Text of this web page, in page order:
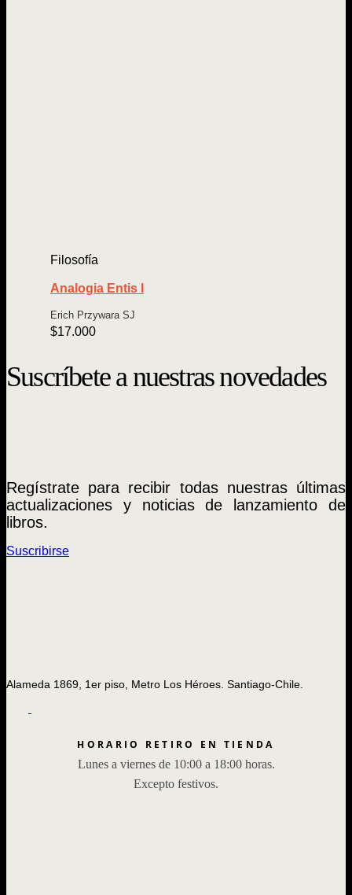
Filosofía
Analogia Entis I
Erich Przywara SJ
$17.000
Suscríbete a nuestras novedades
Regístrate para recibir todas nuestras últimas
actualizaciones y noticias de lanzamiento de
libros.
Suscribirse
Alameda 1869, 1er piso, Metro Los Héroes. Santiago-Chile.
HORARIO RETIRO EN TIENDA
Lunes a viernes de 10:00 a 18:00 horas.
Excepto festivos.